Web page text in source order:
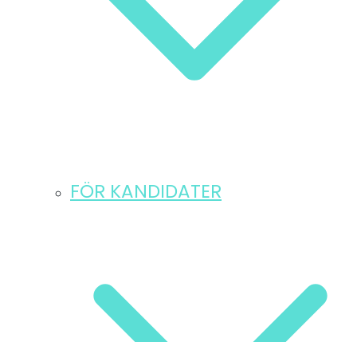
FÖR KANDIDATER